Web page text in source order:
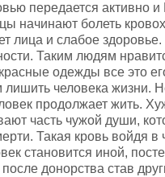
передается активно
начинают болеть
лица и слабое
Таким людям
одежды все это
человека жизни.
продолжает жить.
часть чужой души,
Такая кровь войдя
становится иной,
донорства став